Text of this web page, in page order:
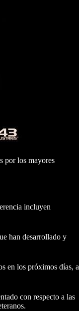
por los mayores
incluyen
han desarrollado y
en los próximos días, a
con respecto a las